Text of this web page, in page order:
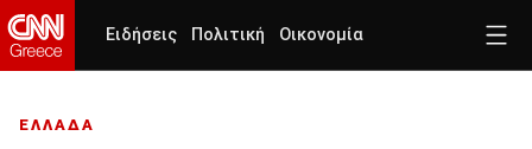
Ειδήσεις Πολιτική Οικονομία
ΕΛΛΑΔΑ